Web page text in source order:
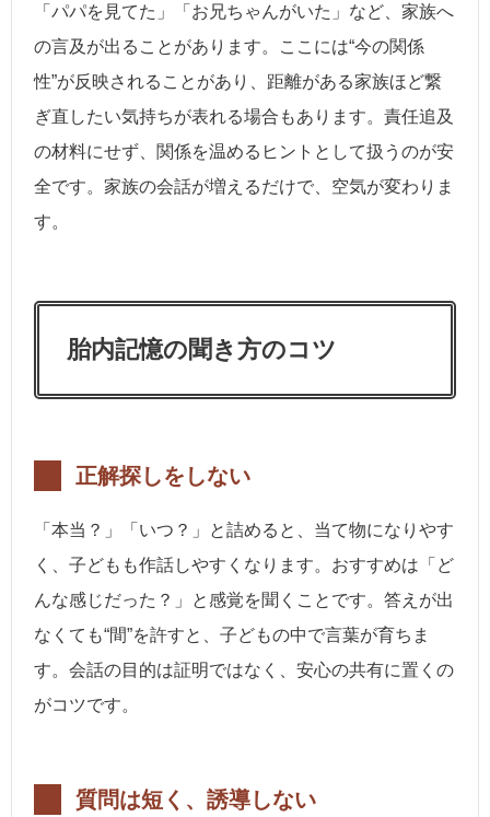
「パパを見てた」「お兄ちゃんがいた」など、家族へ
の言及が出ることがあります。ここには“今の関係
性”が反映されることがあり、距離がある家族ほど繋
ぎ直したい気持ちが表れる場合もあります。責任追及
の材料にせず、関係を温めるヒントとして扱うのが安
全です。家族の会話が増えるだけで、空気が変わりま
す。
胎内記憶の聞き方のコツ
正解探しをしない
「本当？」「いつ？」と詰めると、当て物になりやす
く、子どもも作話しやすくなります。おすすめは「ど
んな感じだった？」と感覚を聞くことです。答えが出
なくても“間”を許すと、子どもの中で言葉が育ちま
す。会話の目的は証明ではなく、安心の共有に置くの
がコツです。
質問は短く、誘導しない